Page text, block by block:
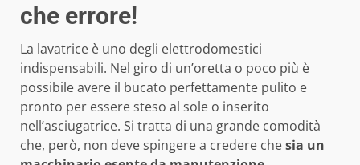
che errore!
La lavatrice è uno degli elettrodomestici
indispensabili. Nel giro di un’oretta o poco più è
possibile avere il bucato perfettamente pulito e
pronto per essere steso al sole o inserito
nell’asciugatrice. Si tratta di una grande comodità
che, però, non deve spingere a credere chesia un